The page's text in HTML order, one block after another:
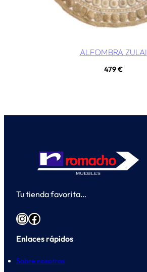
ALFOMBRA ZULAI
479€
Tu tienda favorita…
InstagramFacebook
Enlaces rápidos
Sobre nosotros